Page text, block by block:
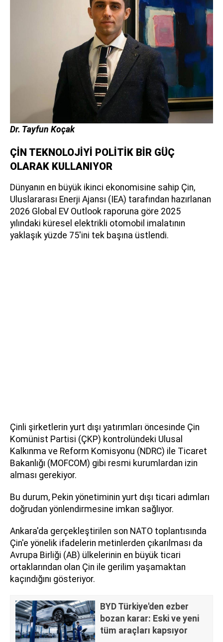
Dr. Tayfun Koçak
ÇİN TEKNOLOJİYİ POLİTİK BİR GÜÇ
OLARAK KULLANIYOR
Dünyanın en büyük ikinci ekonomisine sahip Çin,
Uluslararası Enerji Ajansı (IEA) tarafından hazırlanan
2026 Global EV Outlook raporuna göre 2025
yılındaki küresel elektrikli otomobil imalatının
yaklaşık yüzde 75'ini tek başına üstlendi.
Çinli şirketlerin yurt dışı yatırımları öncesinde Çin
Komünist Partisi (ÇKP) kontrolündeki Ulusal
Kalkınma ve Reform Komisyonu (NDRC) ile Ticaret
Bakanlığı (MOFCOM) gibi resmi kurumlardan izin
alması gerekiyor.
Bu durum, Pekin yönetiminin yurt dışı ticari adımları
doğrudan yönlendirmesine imkan sağlıyor.
Ankara'da gerçekleştirilen son NATO toplantısında
Çin'e yönelik ifadelerin metinlerden çıkarılması da
Avrupa Birliği (AB) ülkelerinin en büyük ticari
ortaklarından olan Çin ile gerilim yaşamaktan
kaçındığını gösteriyor.
BYD Türkiye'den ezber
bozan karar: Eski ve yeni
tüm araçları kapsıyor